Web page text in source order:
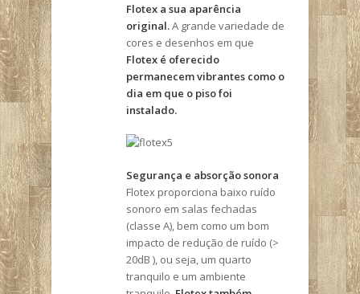
Flotex a sua aparência
original.A grande variedade de
cores e desenhos em que
Flotex é oferecido
permanecem vibrantes como o
dia em que o piso foi
instalado.
Segurança e absorção sonora
Flotex proporciona baixo ruído
sonoro em salas fechadas
(classe A), bem como um bom
impacto de redução de ruído (>
20dB ), ou seja, um quarto
tranquilo e um ambiente